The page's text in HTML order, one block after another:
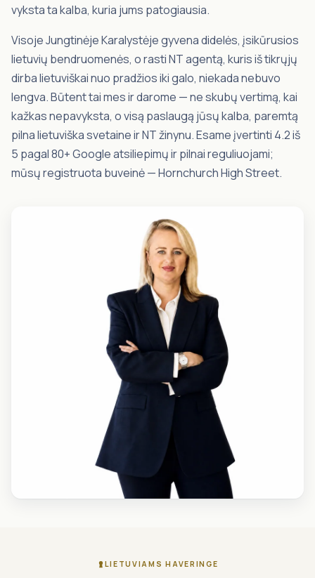
vyksta ta kalba, kuria jums patogiausia.
Visoje Jungtinėje Karalystėje gyvena didelės, įsikūrusios
lietuvių bendruomenės, o rasti NT agentą, kuris iš tikrųjų
dirba lietuviškai nuo pradžios iki galo, niekada nebuvo
lengva. Būtent tai mes ir darome — ne skubų vertimą, kai
kažkas nepavyksta, o visą paslaugą jūsų kalba, paremtą
pilna lietuviška svetaine ir NT žinynu. Esame įvertinti 4.2 iš
5 pagal 80+ Google atsiliepimų ir pilnai reguliuojami;
mūsų registruota buveinė — Hornchurch High Street.
LIETUVIAMS HAVERINGE